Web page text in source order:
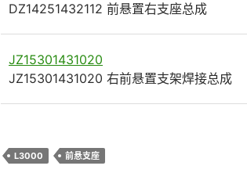
DZ14251432112 前悬置右支座总成
JZ15301431020
JZ15301431020 右前悬置支架焊接总成
L3000 前悬支座